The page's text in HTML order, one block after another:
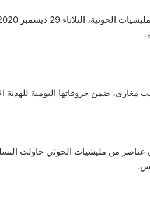
ضمن خروقاتها اليومية للهدنة
من مليشيات الحوثي حاولت